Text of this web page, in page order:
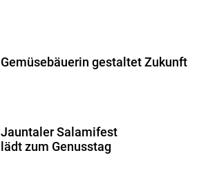
Gemüsebäuerin gestaltet Zukunft
Jauntaler Salamifest
lädt zum Genusstag